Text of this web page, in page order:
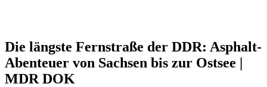
Die längste Fernstraße der DDR: Asphalt-
Abenteuer von Sachsen bis zur Ostsee |
MDR DOK